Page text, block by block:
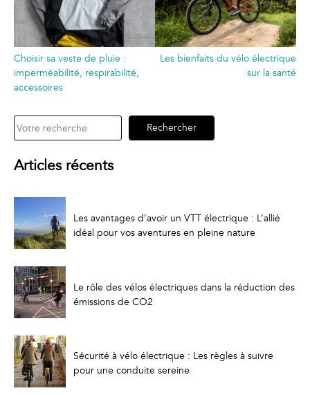
Choisir sa veste de pluie :
imperméabilité, respirabilité,
accessoires
Les bienfaits du vélo électrique
sur la santé
Rechercher Rechercher
Articles récents
Les avantages d’avoir un VTT électrique : L’allié
idéal pour vos aventures en pleine nature
Le rôle des vélos électriques dans la réduction des
émissions de CO2
Sécurité à vélo électrique : Les règles à suivre
pour une conduite sereine